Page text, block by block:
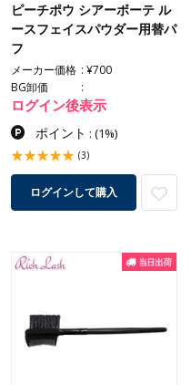
ピーチポウ シアーボーテ ル
ースフェイスパウダー用替パ
フ
メーカー価格
¥700
BG卸価
ログイン後表示
ポイント :(1%)
(3)
ログインして購入